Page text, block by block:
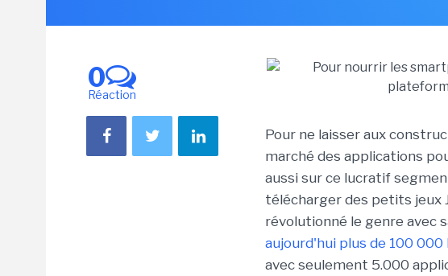
0
Réaction
Pour ne laisser aux
marché des applications
aussi sur ce lucratif
télécharger des petits jeux
révolutionné le genre avec
aujourd'hui plus de 100
avec seulement 5.000